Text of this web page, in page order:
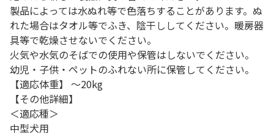
製品によっては水ぬれ等で色落ちすることがあります。ぬ
れた場合はタオル等でふき、陰干ししてください。暖房器
具等で乾燥させないでください。
火気や水気のそばでの使用や保管はしないでください。
幼児・子供・ペットのふれない所に保管してください。
【適応体重】 ～20kg
【その他詳細】
＜適応種＞
中型犬用